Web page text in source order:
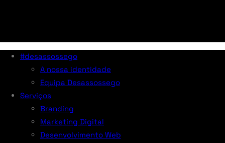
#desassossego
A nossa identidade
Equipa Desassossego
Serviços
Branding
Marketing Digital
Desenvolvimento Web